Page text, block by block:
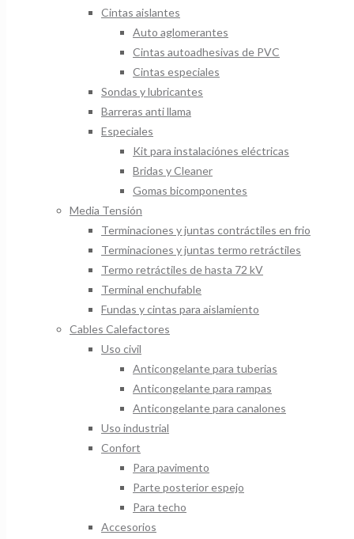
Cintas aislantes
Auto aglomerantes
Cintas autoadhesivas de PVC
Cintas especiales
Sondas y lubricantes
Barreras anti llama
Especiales
Kit para instalaciónes eléctricas
Bridas y Cleaner
Gomas bicomponentes
Media Tensión
Terminaciones y juntas contráctiles en frio
Terminaciones y juntas termo retráctiles
Termo retráctiles de hasta 72 kV
Terminal enchufable
Fundas y cintas para aislamiento
Cables Calefactores
Uso civil
Anticongelante para tuberias
Anticongelante para rampas
Anticongelante para canalones
Uso industrial
Confort
Para pavimento
Parte posterior espejo
Para techo
Accesorios